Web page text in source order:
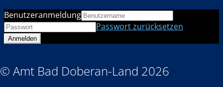
© Amt Bad Doberan-Land 2026
Benutzeranmeldung
Passwort zurücksetzen